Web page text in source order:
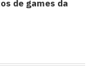
de games da